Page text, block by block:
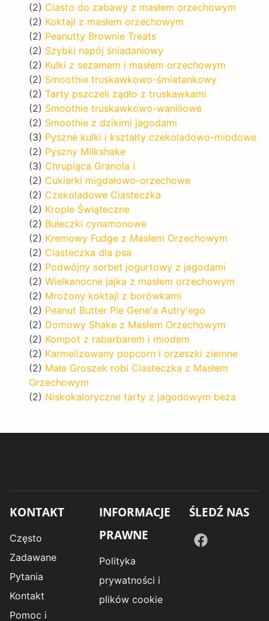
(2) Ciasto do zabawy z masłem orzechowym
(2) Koktajl z masłem orzechowym
(2) Peanutty Brownie Treats
(2) Szybki napój śniadaniowy
(2) Kulki z sezamem i masłem orzechowym
(2) Smoothie truskawkowo-śmietankowy
(2) Tarty pszczeli żądło z truskawkami
(2) Smoothie truskawkowo-waniliowe
(2) Smoothie z dzikimi jagodami
(3) Pyszne kulki i kształty czekoladowo-miodowe
(2) Pyszny Milkshake
(3) Chrupiąca Granola I
(2) Cukierki migdałowo-orzechowe
(2) Czekoladowe Ciasteczka
(2) Krople Świąteczne
(2) Bułeczki cynamonowe
(2) Kremowy Fudge z Masłem Orzechowym
(2) Ciasteczka dla psa
(2) Podwójny sorbet jogurtowy z jagodami
(2) Wielkanocne jajka z masłem orzechowym
(2) Mrożony koktajl z borówkami
(2) Peanut Butter Pie Gene'a Autry'ego
(2) Domowy Shake z Masłem Orzechowym
(2) Kompot z rabarbarem i miodem
(2) Karmelizowany popcorn i orzeszki ziemne
(2) Mała Groszek robi Ciasteczka z Masłem
Orzechowym
(2) Niskokaloryczne tarty z jagodowym beza
KONTAKT
Często
Zadawane
Pytania
Kontakt
Pomoc i
INFORMACJE
PRAWNE
Polityka
prywatności i
plików cookie
ŚLEDŹ NAS